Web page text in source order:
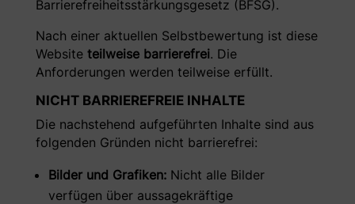
Barrierefreiheitsstärkungsgesetz (BFSG).
Nach einer aktuellen Selbstbewertung ist diese
Website teilweise barrierefrei. Die
Anforderungen werden teilweise erfüllt.
NICHT BARRIEREFREIE INHALTE
Die nachstehend aufgeführten Inhalte sind aus
folgenden Gründen nicht barrierefrei:
Bilder und Grafiken:Nicht alle Bilder
verfügen über aussagekräftige